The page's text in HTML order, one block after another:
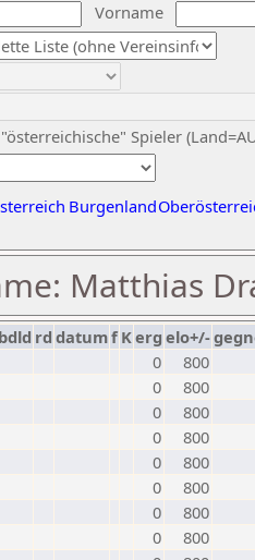
Vorname
Spieler
Burgenland
Matthias
bdld rd datumf Kerg elo+/-
0
800
0
800
0
800
0
800
0
800
0
800
0
800
0
800